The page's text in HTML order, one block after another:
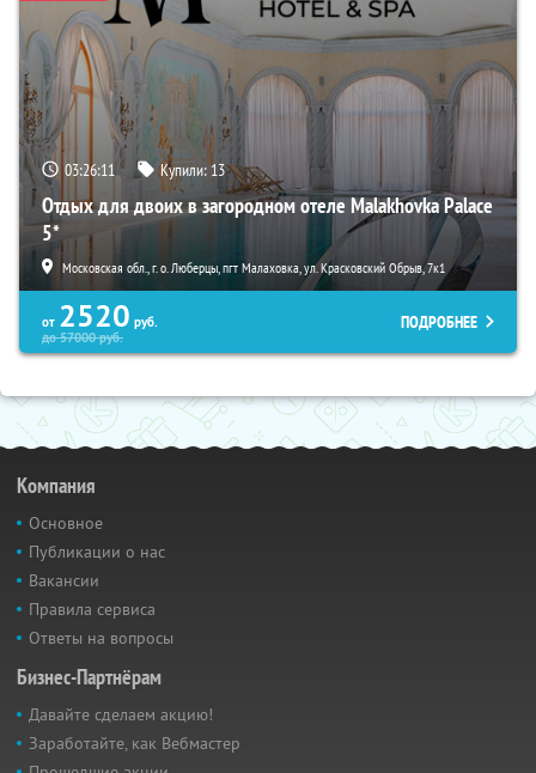
03:26:10 Купили:13
Отдых для двоих в загородном отеле Malakhovka Palace
5*
Московская обл., г. о. Люберцы, пгт Малаховка, ул. Красковский Обрыв, 7к1
от 2520 руб.
до57000руб.
ПОДРОБНЕЕ
Компания
Основное
Публикации о нас
Вакансии
Правила сервиса
Ответы на вопросы
Бизнес-Партнёрам
Давайте сделаем акцию!
Заработайте, как Вебмастер